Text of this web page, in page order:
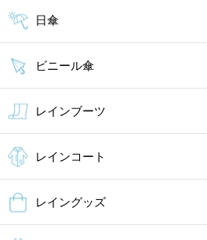
日傘
ビニール傘
レインブーツ
レインコート
レイングッズ